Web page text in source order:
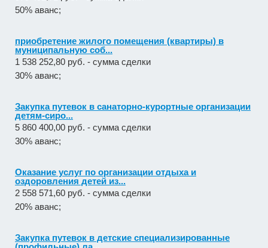
50% аванс;
приобретение жилого помещения (квартиры) в
муниципальную соб...
1 538 252,80 руб. - сумма сделки
30% аванс;
Закупка путевок в санаторно-курортные организации
детям-сиро...
5 860 400,00 руб. - сумма сделки
30% аванс;
Оказание услуг по организации отдыха и
оздоровления детей из...
2 558 571,60 руб. - сумма сделки
20% аванс;
Закупка путевок в детские специализированные